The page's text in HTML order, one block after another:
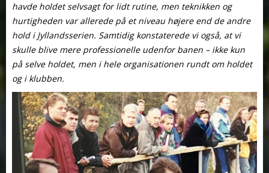
havde holdet selvsagt for lidt rutine, men teknikken og
hurtigheden var allerede på et niveau højere end de andre
hold i Jyllandsserien. Samtidig konstaterede vi også, at vi
skulle blive mere professionelle udenfor banen – ikke kun
på selve holdet, men i hele organisationen rundt om holdet
og i klubben.